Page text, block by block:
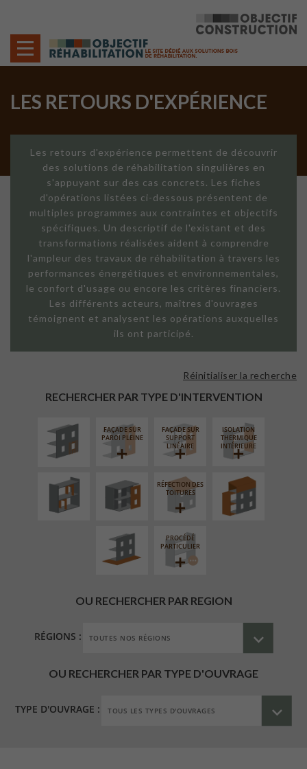
LES RETOURS D'EXPÉRIENCE
Les retours d'expérience permettent de découvrir
des solutions de réhabilitation singulières en
s'appuyant sur des cas concrets. Les fiches
d'opérations listées ci-dessous présentent de
multiples programmes aux contraintes et objectifs
spécifiques. Un descriptif de l'existant et des
transformations réalisées aident à comprendre
l'ampleur des travaux de réhabilitation à travers les
performances énergétiques et environnementales,
le confort d'usage ou encore les critères financiers.
Les différents acteurs, maîtres d'ouvrages
témoignent et analysent les opérations auxquelles
ils ont participé.
RECHERCHER PAR TYPE D'INTERVENTION
Réinitialiser la recherche
EXTÉRIEURE
FAÇADE SUR
PAROI PLEINE
FAÇADE SUR
SUPPORT
LINÉAIRE
ISOLATION
THERMIQUE
INTÉRIEURE
RÉAMÉNAGEMENT
INTÉRIEUR
FERMETURE
LOGGIAS
RÉFECTION DES
TOITURES
SURÉLÉVATION
EXTENSION
AMÉNAGEMENT
EXTÉRIEUR
PROCÉDÉ
PARTICULIER
OU RECHERCHER PAR REGION
RÉGIONS :
OU RECHERCHER PAR TYPE D'OUVRAGE
TYPE D'OUVRAGE :